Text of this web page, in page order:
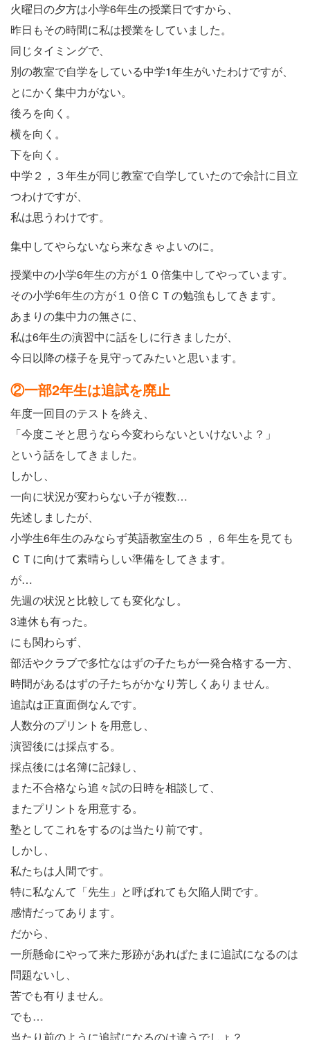
火曜日の夕方は小学6年生の授業日ですから、
昨日もその時間に私は授業をしていました。
同じタイミングで、
別の教室で自学をしている中学1年生がいたわけですが、
とにかく集中力がない。
後ろを向く。
横を向く。
下を向く。
中学２，３年生が同じ教室で自学していたので余計に目立
つわけですが、
私は思うわけです。
集中してやらないなら来なきゃよいのに。
授業中の小学6年生の方が１０倍集中してやっています。
その小学6年生の方が１０倍ＣＴの勉強もしてきます。
あまりの集中力の無さに、
私は6年生の演習中に話をしに行きましたが、
今日以降の様子を見守ってみたいと思います。
②一部2年生は追試を廃止
年度一回目のテストを終え、
「今度こそと思うなら今変わらないといけないよ？」
という話をしてきました。
しかし、
一向に状況が変わらない子が複数…
先述しましたが、
小学生6年生のみならず英語教室生の５，６年生を見ても
ＣＴに向けて素晴らしい準備をしてきます。
が…
先週の状況と比較しても変化なし。
3連休も有った。
にも関わらず、
部活やクラブで多忙なはずの子たちが一発合格する一方、
時間があるはずの子たちがかなり芳しくありません。
追試は正直面倒なんです。
人数分のプリントを用意し、
演習後には採点する。
採点後には名簿に記録し、
また不合格なら追々試の日時を相談して、
またプリントを用意する。
塾としてこれをするのは当たり前です。
しかし、
私たちは人間です。
特に私なんて「先生」と呼ばれても欠陥人間です。
感情だってあります。
だから、
一所懸命にやって来た形跡があればたまに追試になるのは
問題ないし、
苦でも有りません。
でも…
当たり前のように追試になるのは違うでしょ？